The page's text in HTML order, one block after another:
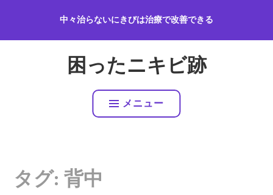
テ
中々治らないにきびは治療で改善できる
困ったニキビ跡
メニュー
タグ:背中